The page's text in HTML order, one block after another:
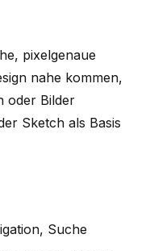
pixelgenaue
nahe kommen,
oder Bilder
Sketch als Basis
Suche